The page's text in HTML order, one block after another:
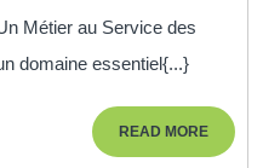
une
Métier au Service des
domaine essentiel{...}
READ MOREREAD
MORE